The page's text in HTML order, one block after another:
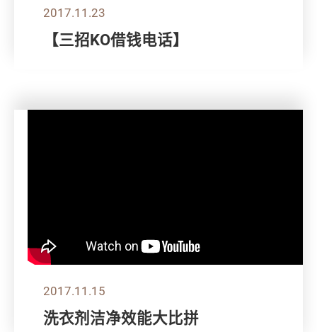
2017.11.23
【三招KO借钱电话】
2017.11.15
洗衣剂洁净效能大比拼